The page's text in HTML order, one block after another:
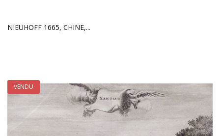
NIEUHOFF 1665, CHINE,...
VENDU